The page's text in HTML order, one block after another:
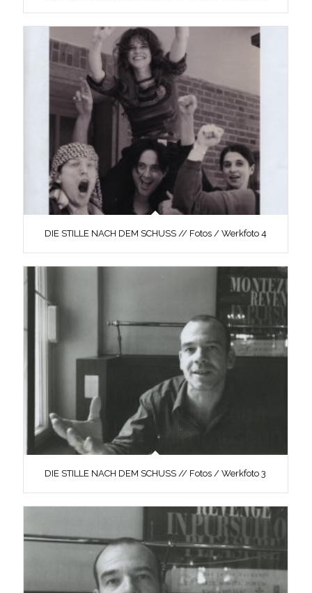
DIE STILLE NACH DEM SCHUSS // Fotos / Werkfoto 4
DIE STILLE NACH DEM SCHUSS // Fotos / Werkfoto 3